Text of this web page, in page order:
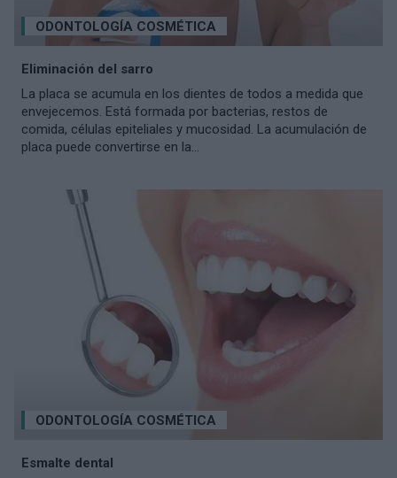
ODONTOLOGÍA COSMÉTICA
Eliminación del sarro
La placa se acumula en los dientes de todos a medida que
envejecemos. Está formada por bacterias, restos de
comida, células epiteliales y mucosidad. La acumulación de
placa puede convertirse en la...
ODONTOLOGÍA COSMÉTICA
Esmalte dental